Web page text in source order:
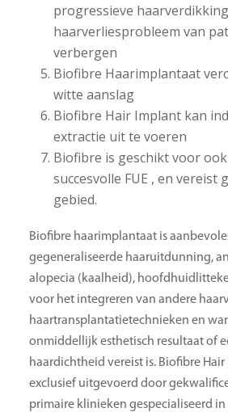
progressieve
haarverliesprobleem van
verbergen
Biofibre Haarimplantaat
witte aanslag
Biofibre Hair Implant kan
extractie uit te voeren
Biofibre is geschikt voor
succesvolle FUE , en vereist
gebied.
Biofibre haarimplantaat is
gegeneraliseerde haaruitdunning,
alopecia (kaalheid),
voor het integreren van andere
haartransplantatietechnieken en
onmiddellijk esthetisch resultaat of
haardichtheid vereist is. Biofibre
exclusief uitgevoerd door
primaire klinieken gespecialiseerd